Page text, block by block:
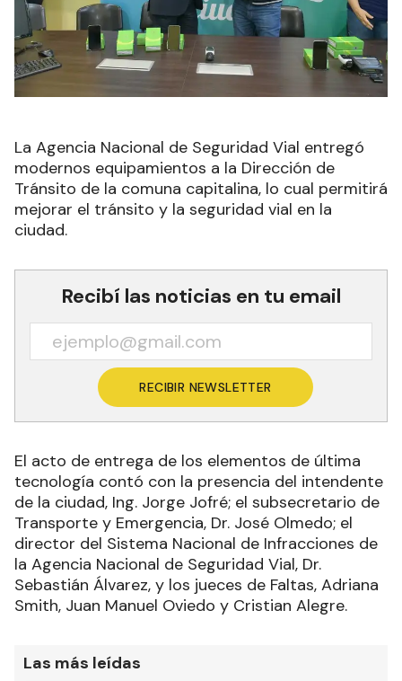
La Agencia Nacional de Seguridad Vial entregó
modernos equipamientos a la Dirección de
Tránsito de la comuna capitalina, lo cual permitirá
mejorar el tránsito y la seguridad vial en la
ciudad.
Recibí las noticias en tu email
RECIBIR NEWSLETTER
El acto de entrega de los elementos de última
tecnología contó con la presencia del intendente
de la ciudad, Ing. Jorge Jofré; el subsecretario de
Transporte y Emergencia, Dr. José Olmedo; el
director del Sistema Nacional de Infracciones de
la Agencia Nacional de Seguridad Vial, Dr.
Sebastián Álvarez, y los jueces de Faltas, Adriana
Smith, Juan Manuel Oviedo y Cristian Alegre.
Las más leídas